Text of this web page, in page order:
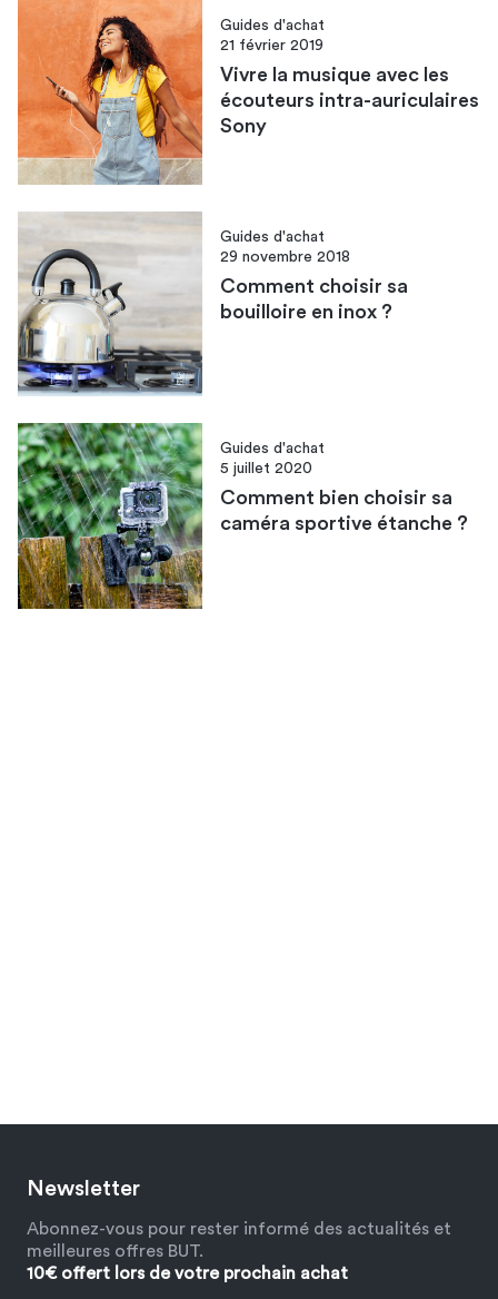
Guides d'achat
21 février 2019
Vivre la musique avec les
écouteurs intra-auriculaires
Sony
Guides d'achat
29 novembre 2018
Comment choisir sa
bouilloire en inox ?
Guides d'achat
5 juillet 2020
Comment bien choisir sa
caméra sportive étanche ?
Newsletter
Abonnez-vous pour rester informé des actualités et
meilleures offres BUT.
10€ offert lors de votre prochain achat